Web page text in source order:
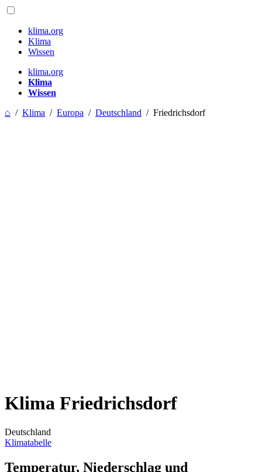
klima.org
Klima
Wissen
klima.org
Klima
Wissen
⌂ / Klima / Europa / Deutschland / Friedrichsdorf
Klima Friedrichsdorf
Deutschland
Klimatabelle
Temperatur, Niederschlag und